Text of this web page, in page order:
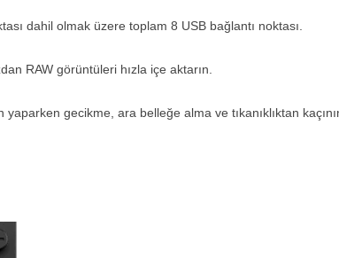
dahil olmak üzere toplam 8 USB bağlantı noktası.
RAW görüntüleri hızla içe aktarın.
gecikme, ara belleğe alma ve tıkanıklıktan